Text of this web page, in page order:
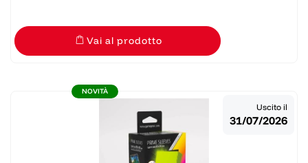
Vai al prodotto
NOVITÀ
Uscito il
31/07/2026